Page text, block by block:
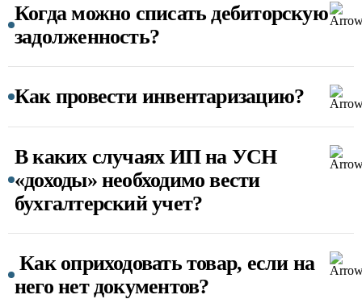
Когда можно списать дебиторскую
задолженность?
Как провести инвентаризацию?
В каких случаях ИП на УСН
«доходы» необходимо вести
бухгалтерский учет?
Как оприходовать товар, если на
него нет документов?